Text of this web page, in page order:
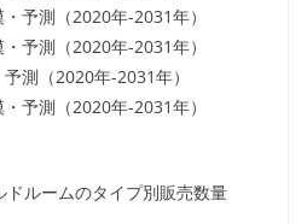
予測（2020年-2031年）
予測（2020年-2031年）
測（2020年-2031年）
予測（2020年-2031年）
ルームのタイプ別販売数量